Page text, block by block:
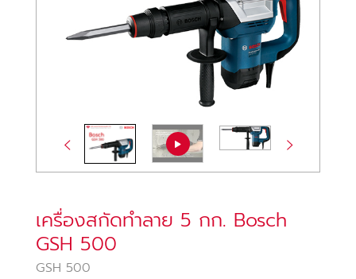
เครื่องสกัดทำลาย 5 กก. Bosch
GSH 500
GSH 500